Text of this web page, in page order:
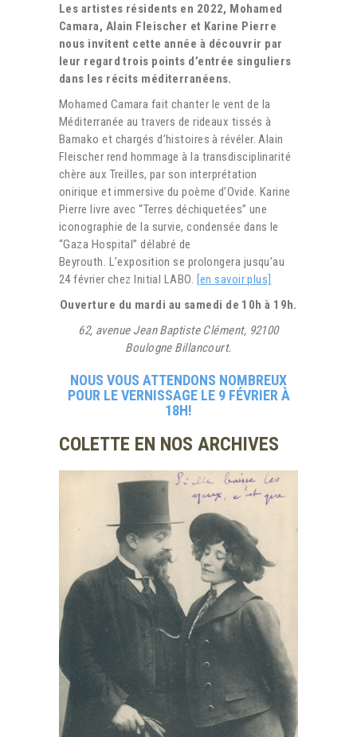
Les artistes résidents en 2022, Mohamed
Camara, Alain Fleischer et Karine Pierre
nous invitent cette année à découvrir par
leur regard trois points d’entrée singuliers
dans les récits méditerranéens.
Mohamed Camara fait chanter le vent de la
Méditerranée au travers de rideaux tissés à
Bamako et chargés d’histoires à révéler. Alain
Fleischer rend hommage à la transdisciplinarité
chère aux Treilles, par son interprétation
onirique et immersive du poème d’Ovide. Karine
Pierre livre avec “Terres déchiquetées” une
iconographie de la survie, condensée dans le
“Gaza Hospital” délabré de
Beyrouth. L’exposition se prolongera jusqu’au
24 février chez Initial LABO. [en savoir plus]
Ouverture du mardi au samedi de 10h à 19h.
62, avenue Jean Baptiste Clément, 92100
Boulogne Billancourt.
NOUS VOUS ATTENDONS NOMBREUX
POUR LE VERNISSAGE LE 9 FÉVRIER À
18H!
COLETTE EN NOS ARCHIVES